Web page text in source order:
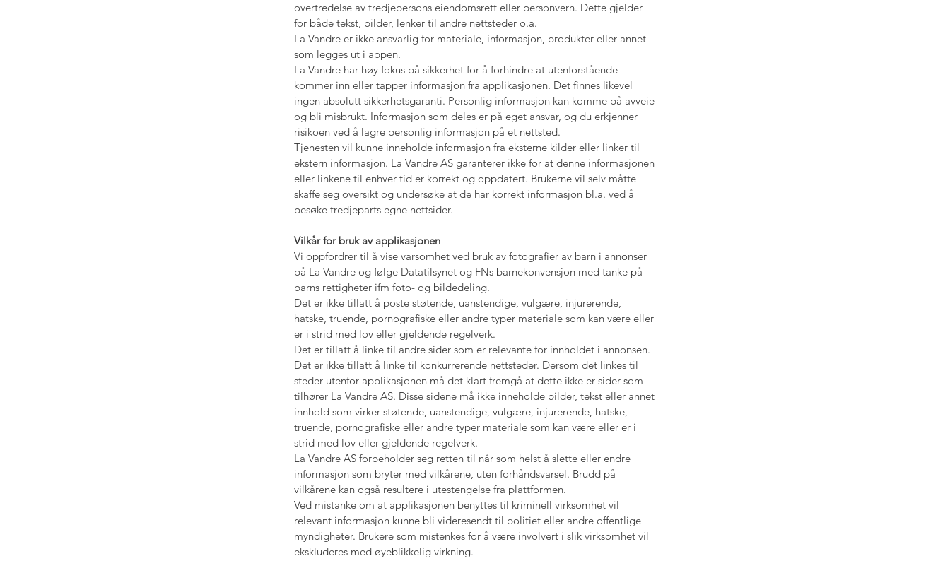
overtredelse av tredjepersons eiendomsrett eller personvern. Dette gjelder
for både tekst, bilder, lenker til andre nettsteder o.a.
La Vandre er ikke ansvarlig for materiale, informasjon, produkter eller annet
som legges ut i appen.
La Vandre har høy fokus på sikkerhet for å forhindre at utenforstående
kommer inn eller tapper informasjon fra applikasjonen. Det finnes likevel
ingen absolutt sikkerhetsgaranti. Personlig informasjon kan komme på avveie
og bli misbrukt. Informasjon som deles er på eget ansvar, og du erkjenner
risikoen ved å lagre personlig informasjon på et nettsted.
Tjenesten vil kunne inneholde informasjon fra eksterne kilder eller linker til
ekstern informasjon. La Vandre AS garanterer ikke for at denne informasjonen
eller linkene til enhver tid er korrekt og oppdatert. Brukerne vil selv måtte
skaffe seg oversikt og undersøke at de har korrekt informasjon bl.a. ved å
besøke tredjeparts egne nettsider.
Vilkår for bruk av applikasjonen
Vi oppfordrer til å vise varsomhet ved bruk av fotografier av barn i annonser
på La Vandre og følge Datatilsynet og FNs barnekonvensjon med tanke på
barns rettigheter ifm foto- og bildedeling.
Det er ikke tillatt å poste støtende, uanstendige, vulgære, injurerende,
hatske, truende, pornografiske eller andre typer materiale som kan være eller
er i strid med lov eller gjeldende regelverk.
Det er tillatt å linke til andre sider som er relevante for innholdet i annonsen.
Det er ikke tillatt å linke til konkurrerende nettsteder. Dersom det linkes til
steder utenfor applikasjonen må det klart fremgå at dette ikke er sider som
tilhører La Vandre AS. Disse sidene må ikke inneholde bilder, tekst eller annet
innhold som virker støtende, uanstendige, vulgære, injurerende, hatske,
truende, pornografiske eller andre typer materiale som kan være eller er i
strid med lov eller gjeldende regelverk.
La Vandre AS forbeholder seg retten til når som helst å slette eller endre
informasjon som bryter med vilkårene, uten forhåndsvarsel. Brudd på
vilkårene kan også resultere i utestengelse fra plattformen.
Ved mistanke om at applikasjonen benyttes til kriminell virksomhet vil
relevant informasjon kunne bli videresendt til politiet eller andre offentlige
myndigheter. Brukere som mistenkes for å være involvert i slik virksomhet vil
ekskluderes med øyeblikkelig virkning.